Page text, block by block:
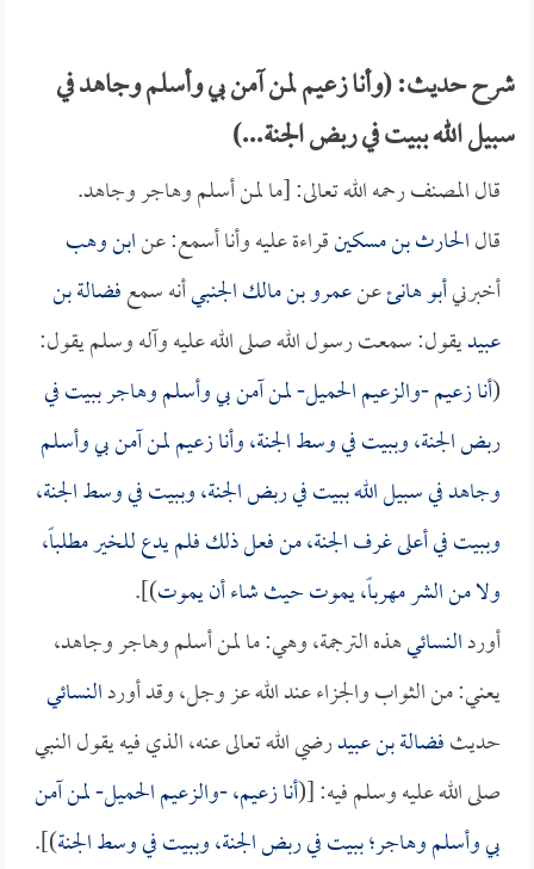
شرح حديث: (وأنا زعيم لمن آمن بي وأسلم وجاهد في
سبيل الله ببيت في ربض الجنة...)
قال المصنف رحمه الله تعالى: [ما لمن أسلم وهاجر وجاهد.
قالالحارث بن مسكينقراءة عليه وأنا أسمع: عنابن وهب
أخبرنيأبو هانئعنعمرو بن مالك الجنبيأنه سمعفضالة بن
عبيديقول: سمعت رسول الله صلى الله عليه وآله وسلم يقول:
(أنا زعيم -والزعيم الحميل- لمن آمن بي وأسلم وهاجر ببيت في
ربض الجنة، وببيت في وسط الجنة، وأنا زعيم لمن آمن بي وأسلم
وجاهد في سبيل الله ببيت في ربض الجنة، وببيت في وسط الجنة،
وببيت في أعلى غرف الجنة، من فعل ذلك فلم يدع للخير مطلباً،
ولا من الشر مهرباً، يموت حيث شاء أن يموت)].
أوردالنسائيهذه الترجمة، وهي: ما لمن أسلم وهاجر وجاهد،
يعني: من الثواب والجزاء عند الله عز وجل، وقد أوردالنسائي
حديثفضالة بن عبيدرضي الله تعالى عنه، الذي فيه يقول النبي
صلى الله عليه وسلم فيه: [(أنا زعيم، -والزعيم الحميل- لمن آمن
بي وأسلم وهاجر؛ ببيت في ربض الجنة، وببيت في وسط الجنة)].